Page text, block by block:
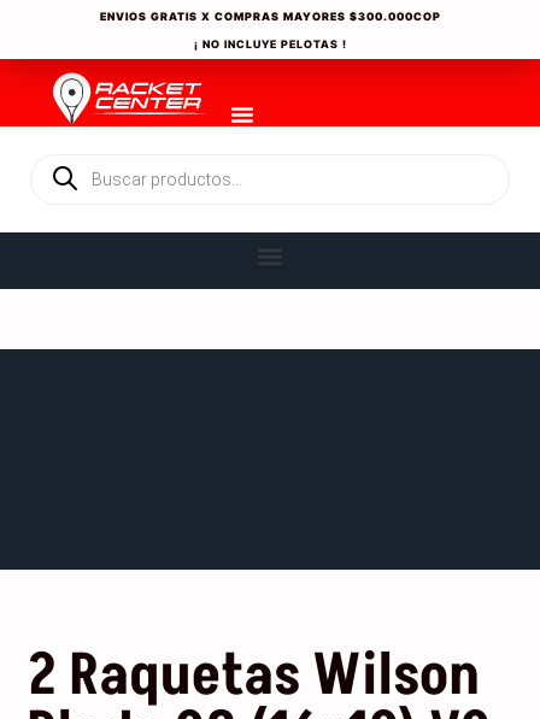
ENVIOS GRATIS X COMPRAS MAYORES $300.000COP
¡ NO INCLUYE PELOTAS !
2 Raquetas Wilson